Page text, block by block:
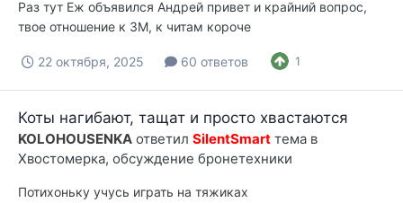
Раз тут Еж объявился Андрей привет и крайний вопрос,
твое отношение к ЗМ, к читам короче
22 октября, 2025 60 ответов 1
Коты нагибают, тащат и просто хвастаются
KOLOHOUSENKA ответил SilentSmart тема в
Хвостомерка, обсуждение бронетехники
Потихоньку учусь играть на тяжиках